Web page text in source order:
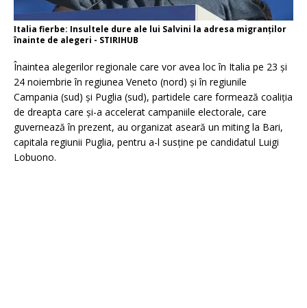
Italia fierbe: Insultele dure ale lui Salvini la adresa migranților
înainte de alegeri - STIRIHUB
Înaintea alegerilor regionale care vor avea loc în Italia pe 23 și
24 noiembrie în regiunea Veneto (nord) și în regiunile
Campania (sud) și Puglia (sud), partidele care formează coaliția
de dreapta care și-a accelerat campaniile electorale, care
guvernează în prezent, au organizat aseară un miting la Bari,
capitala regiunii Puglia, pentru a-l susține pe candidatul Luigi
Lobuono.